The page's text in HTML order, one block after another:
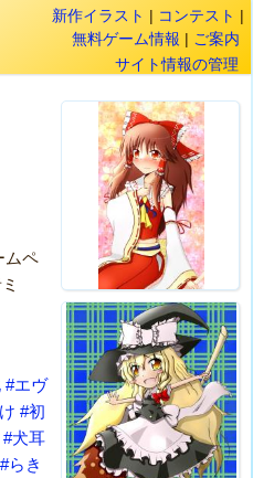
新作イラスト | コンテスト |
無料ゲーム情報 | ご案内
サイト情報の管理
ムペ
#エヴ
#初
#犬耳
#らき